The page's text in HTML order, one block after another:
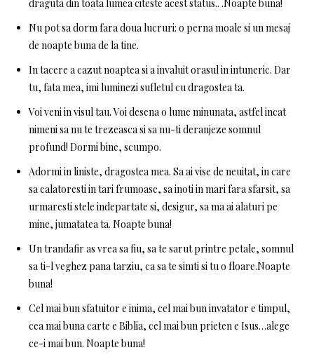
draguta din toata lumea citeste acest status.. .Noapte buna!
Nu pot sa dorm fara doua lucruri: o perna moale si un mesaj
de noapte buna de la tine.
In tacere a cazut noaptea si a invaluit orasul in intuneric. Dar
tu, fata mea, imi luminezi sufletul cu dragostea ta.
Voi veni in visul tau. Voi desena o lume minunata, astfel incat
nimeni sa nu te trezeasca si sa nu-ti deranjeze somnul
profund! Dormi bine, scumpo.
Adormi in liniste, dragostea mea. Sa ai vise de neuitat, in care
sa calatoresti in tari frumoase, sa inoti in mari fara sfarsit, sa
urmaresti stele indepartate si, desigur, sa ma ai alaturi pe
mine, jumatatea ta. Noapte buna!
Un trandafir as vrea sa fiu, sa te sarut printre petale, somnul
sa ti-l veghez pana tarziu, ca sa te simti si tu o floare.Noapte
buna!
Cel mai bun sfatuitor e inima, cel mai bun invatator e timpul,
cea mai buna carte e Biblia, cel mai bun prieten e Isus…alege
ce-i mai bun. Noapte buna!